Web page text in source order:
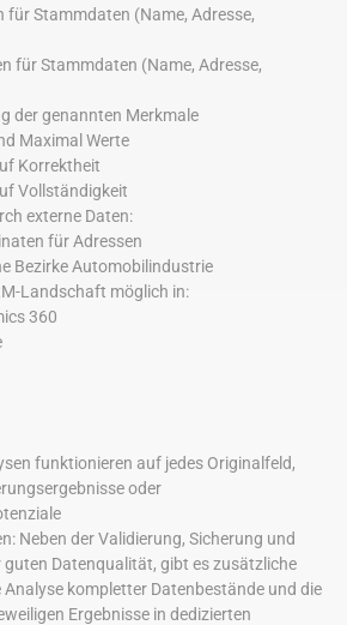
für Stammdaten (Name, Adresse,
für Stammdaten (Name, Adresse,
der genannten Merkmale
Maximal Werte
Korrektheit
Vollständigkeit
externe Daten:
für Adressen
Bezirke Automobilindustrie
Landschaft möglich in:
360
funktionieren auf jedes Originalfeld,
oder
Neben der Validierung, Sicherung und
guten Datenqualität, gibt es zusätzliche
kompletter Datenbestände und die
Ergebnisse in dedizierten